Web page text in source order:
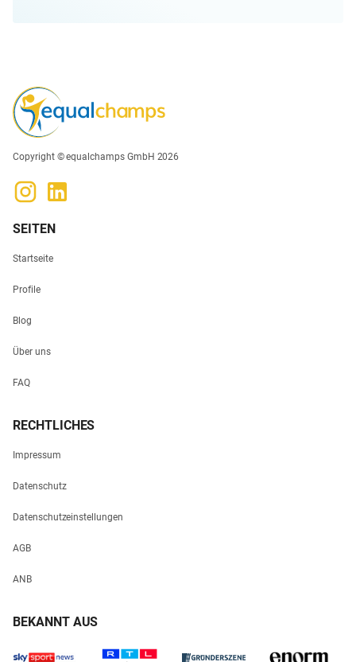
Copyright © equalchamps GmbH 2026
SEITEN
Startseite
Profile
Blog
Über uns
FAQ
RECHTLICHES
Impressum
Datenschutz
Datenschutzeinstellungen
AGB
ANB
BEKANNT AUS